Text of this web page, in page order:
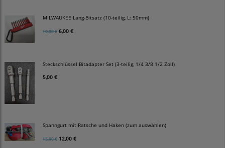
MILWAUKEE Lang-Bitsatz (10-teilig, L: 50mm)
10,00 € 6,00 €
Steckschlüssel Bitadapter Set (3-teilig, 1/4 3/8 1/2 Zoll)
5,00 €
Spanngurt mit Ratsche und Haken (zum auswählen)
15,00 € 12,00 €